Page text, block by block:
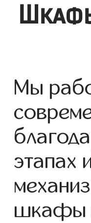
Мы
этапах
шкафы